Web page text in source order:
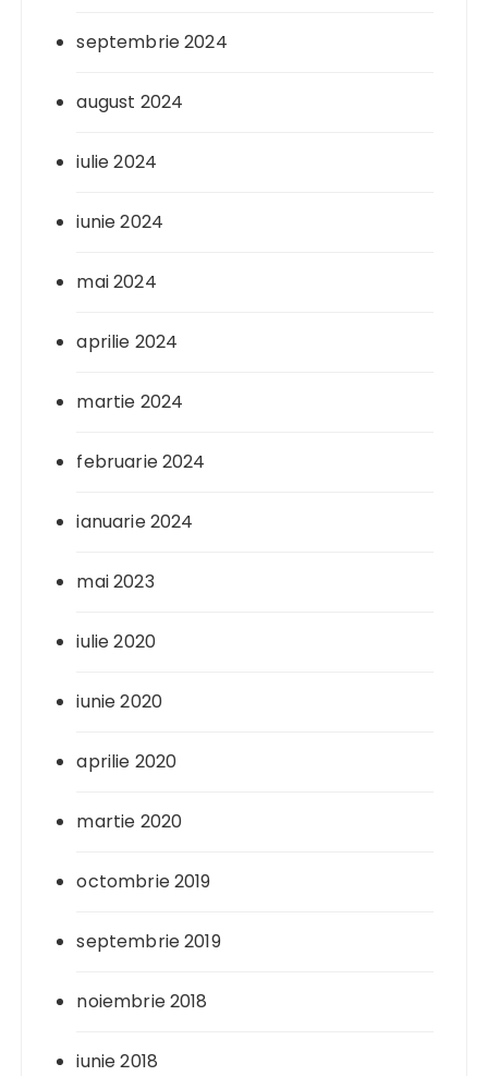
septembrie 2024
august 2024
iulie 2024
iunie 2024
mai 2024
aprilie 2024
martie 2024
februarie 2024
ianuarie 2024
mai 2023
iulie 2020
iunie 2020
aprilie 2020
martie 2020
octombrie 2019
septembrie 2019
noiembrie 2018
iunie 2018